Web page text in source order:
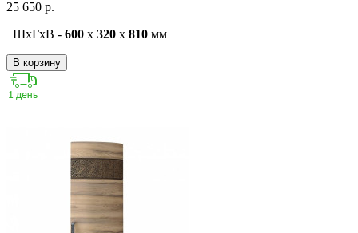
25 650 р.
ШxГxВ - 600 x 320 x 810 мм
В корзину